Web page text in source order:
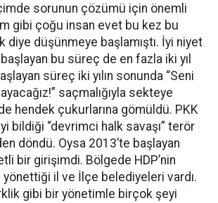
sorunun çözümü için önemli
gibi çoğu insan evet bu kez bu
düşünmeye başlamıştı. İyi niyet
bu süreç de en fazla iki yıl
süreç iki yılın sonunda “Seni
saçmalığıyla sekteye
hendek çukurlarına gömüldü. PKK
bildiği “devrimci halk savaşı” terör
döndü. Oysa 2013’te başlayan
bir girişimdi. Bölgede HDP’nin
yönettiği il ve İlçe belediyeleri vardı.
gibi bir yönetimle birçok şeyi